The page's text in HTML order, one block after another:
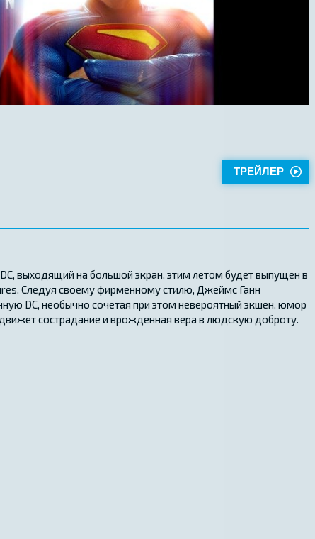
ТРЕЙЛЕР
выходящий на большой экран, этим летом будет выпущен в
Следуя своему фирменному стилю, Джеймс Ганн
DC, необычно сочетая при этом невероятный экшен, юмор
сострадание и врожденная вера в людскую доброту.